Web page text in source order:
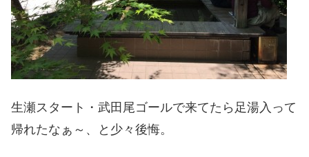
生瀬スタート・武田尾ゴールで来てたら足湯入って
帰れたなぁ～、と少々後悔。